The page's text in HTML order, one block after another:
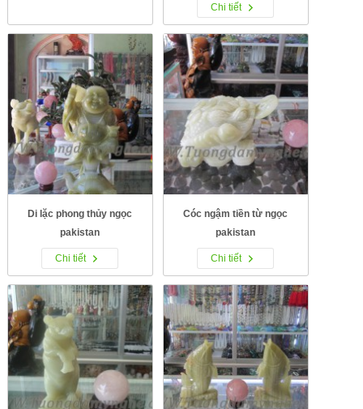
Chi tiết
Di lặc phong thủy ngọc
pakistan
Chi tiết
Cóc ngậm tiền từ ngọc
pakistan
Chi tiết